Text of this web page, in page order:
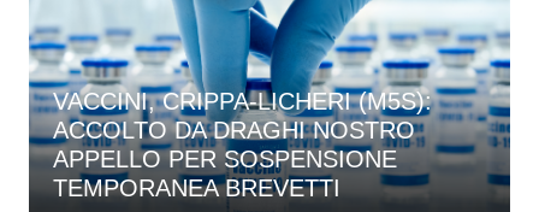
VACCINI, CRIPPA-LICHERI (M5S):
ACCOLTO DA DRAGHI NOSTRO
APPELLO PER SOSPENSIONE
TEMPORANEA BREVETTI